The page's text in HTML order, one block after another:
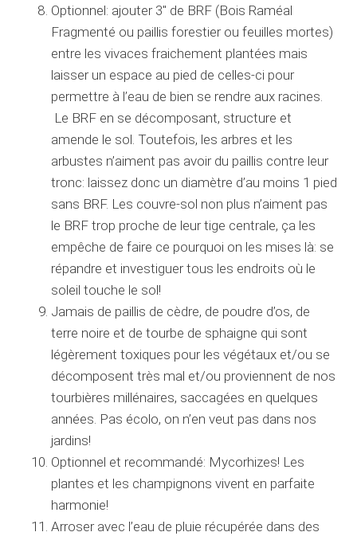
Optionnel: ajouter 3″ de BRF (Bois Raméal
Fragmenté ou paillis forestier ou feuilles mortes)
entre les vivaces fraichement plantées mais
laisser un espace au pied de celles-ci pour
permettre à l’eau de bien se rendre aux racines.
Le BRF en se décomposant, structure et
amende le sol. Toutefois, les arbres et les
arbustes n’aiment pas avoir du paillis contre leur
tronc: laissez donc un diamètre d’au moins 1 pied
sans BRF. Les couvre-sol non plus n’aiment pas
le BRF trop proche de leur tige centrale, ça les
empêche de faire ce pourquoi on les mises là: se
répandre et investiguer tous les endroits où le
soleil touche le sol!
Jamais de paillis de cèdre, de poudre d’os, de
terre noire et de tourbe de sphaigne qui sont
légèrement toxiques pour les végétaux et/ou se
décomposent très mal et/ou proviennent de nos
tourbières millénaires, saccagées en quelques
années. Pas écolo, on n’en veut pas dans nos
jardins!
Optionnel et recommandé: Mycorhizes! Les
plantes et les champignons vivent en parfaite
harmonie!
Arroser avec l’eau de pluie récupérée dans des